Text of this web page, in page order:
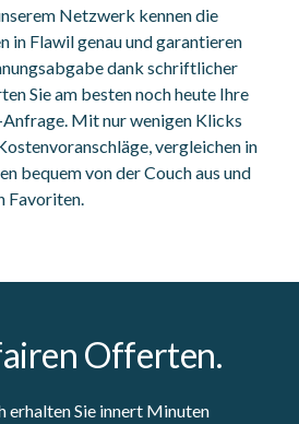
Netzwerk kennen die
in Flawil genau und garantieren
dank schriftlicher
Sie am besten noch heute Ihre
Mit nur wenigen Klicks
vergleichen in
bequem von der Couch aus und
Favoriten.
Offerten.
Sie innert Minuten